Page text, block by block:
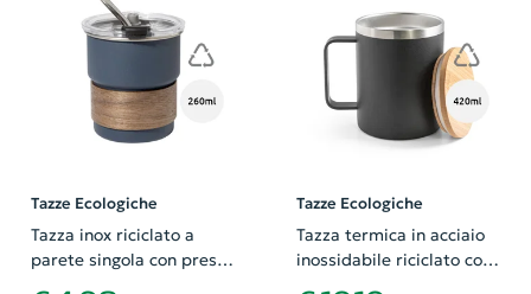
Tazze Ecologiche
Tazza inox riciclato a
parete singola con presa
Tazze Ecologiche
Tazza termica in acciaio
inossidabile riciclato con